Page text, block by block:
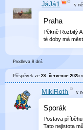
JáJá1 v
Praha
Pěkně Rozbitý
té doby má
Prodleva 9 dní.
Příspěvek ze28. července 2025
MikiRoth v
Sporák
Postava
Tato nejistota